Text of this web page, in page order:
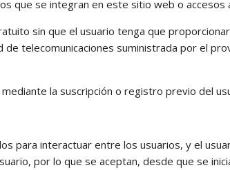
que se integran en este sitio web o accesos
sin que el usuario tenga que
telecomunicaciones suministrada por el
la suscripción o registro previo del
para interactuar entre los usuarios, y el
por lo que se aceptan, desde que se